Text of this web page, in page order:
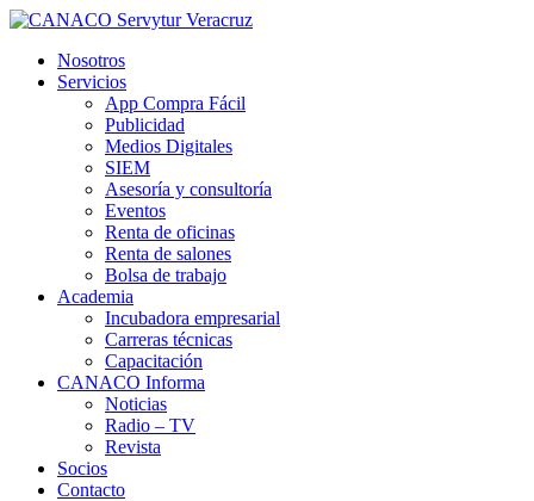
Nosotros
Servicios
App Compra Fácil
Publicidad
Medios Digitales
SIEM
Asesoría y consultoría
Eventos
Renta de oficinas
Renta de salones
Bolsa de trabajo
Academia
Incubadora empresarial
Carreras técnicas
Capacitación
CANACO Informa
Noticias
Radio – TV
Revista
Socios
Contacto